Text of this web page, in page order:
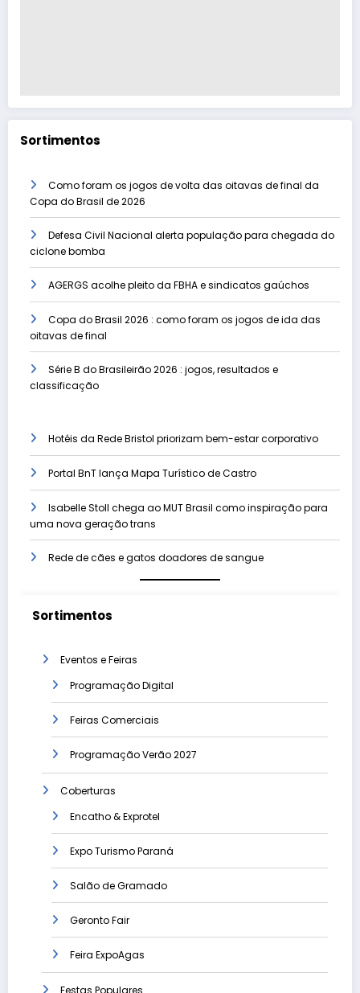
Sortimentos
Como foram os jogos de volta das oitavas de final da
Copa do Brasil de 2026
Defesa Civil Nacional alerta população para chegada do
ciclone bomba
AGERGS acolhe pleito da FBHA e sindicatos gaúchos
Copa do Brasil 2026 : como foram os jogos de ida das
oitavas de final
Série B do Brasileirão 2026 : jogos, resultados e
classificação
Hotéis da Rede Bristol priorizam bem-estar corporativo
Portal BnT lança Mapa Turístico de Castro
Isabelle Stoll chega ao MUT Brasil como inspiração para
uma nova geração trans
Rede de cães e gatos doadores de sangue
Sortimentos
Eventos e Feiras
Programação Digital
Feiras Comerciais
Programação Verão 2027
Coberturas
Encatho & Exprotel
Expo Turismo Paraná
Salão de Gramado
Geronto Fair
Feira ExpoAgas
Festas Populares